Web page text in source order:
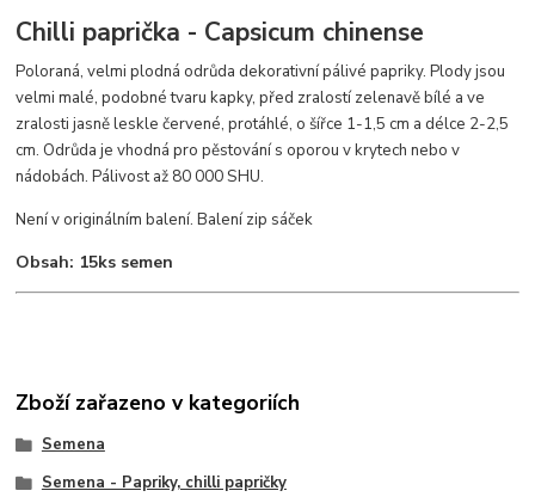
Chilli paprička - Capsicum chinense
Poloraná, velmi plodná odrůda dekorativní pálivé papriky. Plody jsou
velmi malé, podobné tvaru kapky, před zralostí zelenavě bílé a ve
zralosti jasně leskle červené, protáhlé, o šířce 1-1,5 cm a délce 2-2,5
cm. Odrůda je vhodná pro pěstování s oporou v krytech nebo v
nádobách. Pálivost až 80 000 SHU.
Není v originálním balení. Balení zip sáček
Obsah: 15ks semen
Zboží zařazeno v kategoriích
Semena
Semena - Papriky, chilli papričky